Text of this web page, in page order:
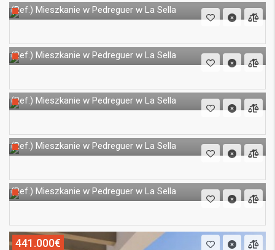
(Ref.) Mieszkanie w Pedreguer w La Sella
(Ref.) Mieszkanie w Pedreguer w La Sella
(Ref.) Mieszkanie w Pedreguer w La Sella
(Ref.) Mieszkanie w Pedreguer w La Sella
(Ref.) Mieszkanie w Pedreguer w La Sella
441.000€